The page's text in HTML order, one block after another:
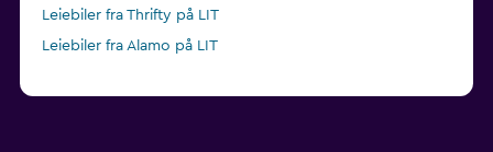
Leiebiler fra Thrifty på LIT
Leiebiler fra Alamo på LIT